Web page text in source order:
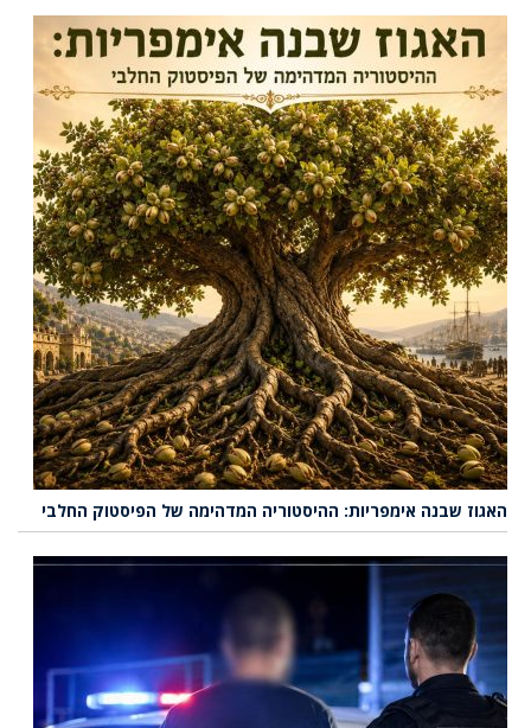
האגוז שבנה אימפריות: ההיסטוריה המדהימה של הפיסטוק החלבי